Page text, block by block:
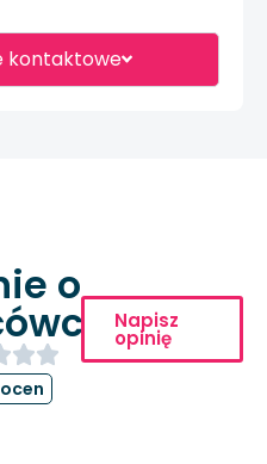
kontaktowe
o
Napisz
opinię